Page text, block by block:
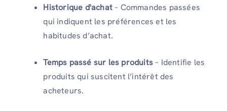
Historique d'achat– Commandes passées
qui indiquent les préférences et les
habitudes d’achat.
Temps passé sur les produits– Identifie les
produits qui suscitent l’intérêt des
acheteurs.